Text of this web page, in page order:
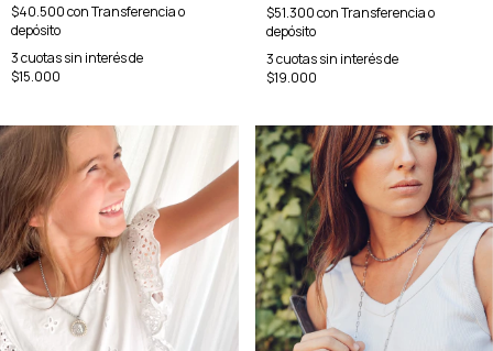
$40.500conTransferencia o
depósito
3cuotas sin interés de
$15.000
$51.300conTransferencia o
depósito
3cuotas sin interés de
$19.000